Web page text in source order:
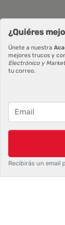
¿Quiéres
Únete a nuestra
mejores trucos y
Electrónico y
tu correo.
Recibirás un email
©2026 Siokia
pasos, 1